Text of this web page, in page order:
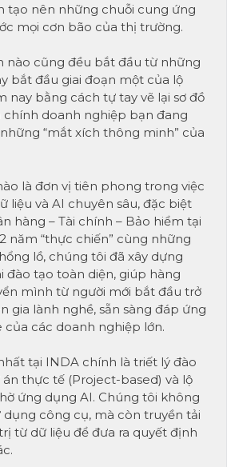
tạo nên những chuỗi cung ứng
mọi cơn bão của thị trường.
nào cũng đều bắt đầu từ những
bắt đầu giai đoạn một của lộ
nay bằng cách tự tay vẽ lại sơ đồ
doanh nghiệp bạn đang
“mắt xích thông minh” của
là đơn vị tiên phong trong việc
liệu và AI chuyên sâu, đặc biệt
hàng – Tài chính – Bảo hiểm tại
năm “thực chiến” cùng những
lồ, chúng tôi đã xây dựng
đào tạo toàn diện, giúp hàng
mình từ người mới bắt đầu trở
gia lành nghề, sẵn sàng đáp ứng
các doanh nghiệp lớn.
tại INDA chính là triết lý đào
thực tế (Project-based) và lộ
ứng dụng AI. Chúng tôi không
dụng công cụ, mà còn truyền tải
từ dữ liệu để đưa ra quyết định